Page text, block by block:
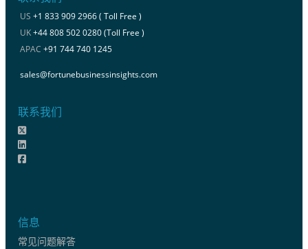
US +1 833 909 2966 ( Toll Free )
UK+44 808 502 0280 (Toll Free )
APAC +91 744 740 1245
sales@fortunebusinessinsights.com
联系我们
信息
常见问题解答